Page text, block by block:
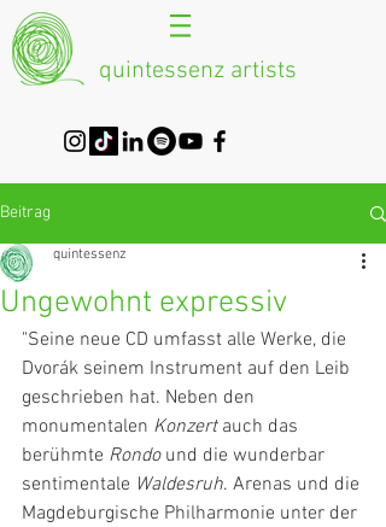
quintessenz artists
Beitrag
Ungewohnt expressiv
quintessenz
"Seine neue CD umfasst alle Werke, die
Dvorák seinem Instrument auf den Leib
geschrieben hat. Neben den
monumentalen Konzert auch das
berühmte Rondo und die wunderbar
sentimentale Waldesruh. Arenas und die
Magdeburgische Philharmonie unter der